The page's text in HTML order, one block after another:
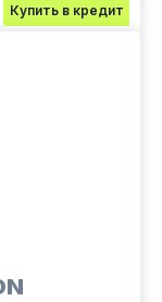
Купить в кредит